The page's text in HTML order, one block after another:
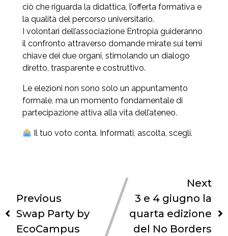
ciò che riguarda la didattica, l’offerta formativa e
la qualità del percorso universitario.
I volontari dell’associazione Entropia guideranno
il confronto attraverso domande mirate sui temi
chiave dei due organi, stimolando un dialogo
diretto, trasparente e costruttivo.
Le elezioni non sono solo un appuntamento
formale, ma un momento fondamentale di
partecipazione attiva alla vita dell’ateneo.
Il tuo voto conta. Informati, ascolta, scegli.
Previous
Swap Party by
EcoCampus
Next
3 e 4 giugno la
quarta edizione
del No Borders